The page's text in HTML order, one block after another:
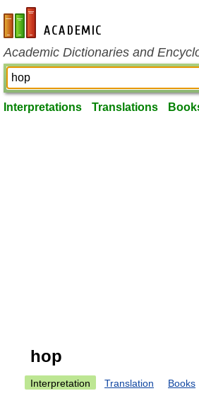
en-academic.com
Academic Dictionaries and
Interpretations Translations
hop
Interpretation Translation Books